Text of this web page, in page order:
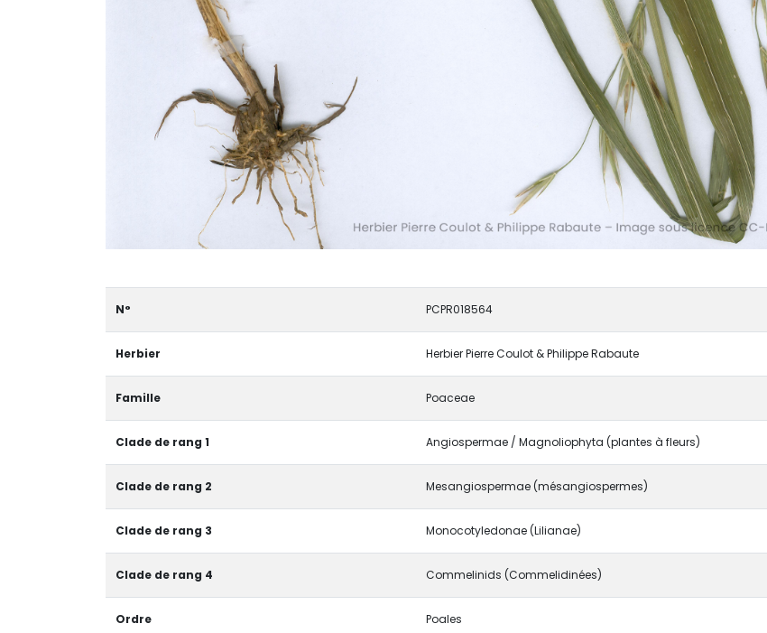
N° PCPR018564
Herbier Herbier Pierre Coulot & Philippe Rabaute
Famille Poaceae
Clade de rang 1 Angiospermae / Magnoliophyta (plantes à fleurs)
Clade de rang 2 Mesangiospermae (mésangiospermes)
Clade de rang 3 Monocotyledonae (Lilianae)
Clade de rang 4 Commelinids (Commelidinées)
Ordre Poales